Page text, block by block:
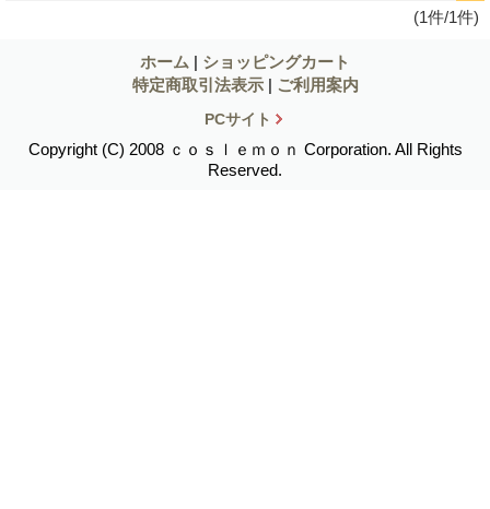
(1件/1件)
ホーム | ショッピングカート
特定商取引法表示 | ご利用案内
PCサイト
Copyright (C) 2008 ｃｏｓｌｅｍｏｎ Corporation. All Rights
Reserved.